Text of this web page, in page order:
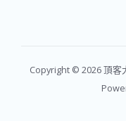
Copyright © 2026 頂客